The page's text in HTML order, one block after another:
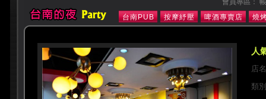
會員專區：
台南PUB
按摩紓壓 啤酒專賣店 燒
人
店
類